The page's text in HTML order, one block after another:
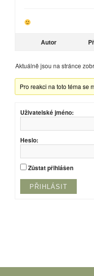
Autor
Aktuálně jsou na stránce
Pro reakci na toto téma se
Uživatelské jméno:
Heslo:
Zůstat přihlášen
PŘIHLÁSIT